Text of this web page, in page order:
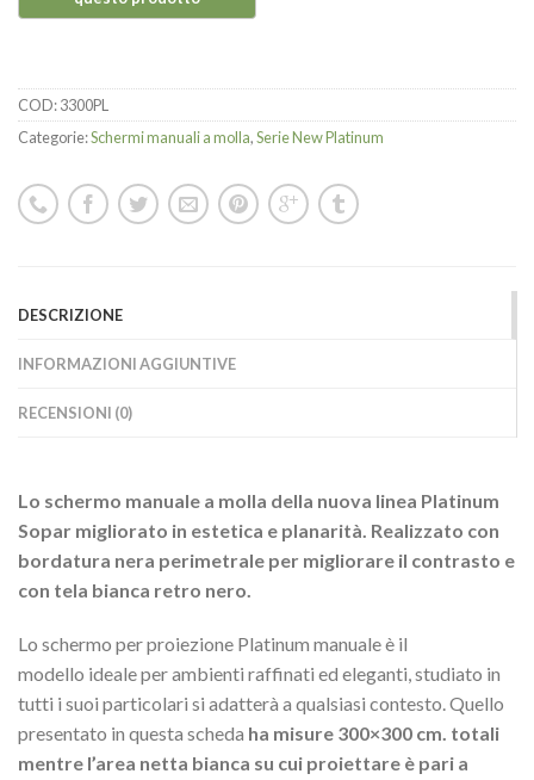
COD:3300PL
Categorie:Schermi manuali a molla,Serie New Platinum
DESCRIZIONE
INFORMAZIONI AGGIUNTIVE
RECENSIONI (0)
Lo schermo manuale a molla della nuova linea Platinum
Sopar migliorato in estetica e planarità. Realizzato con
bordatura nera perimetrale per migliorare il contrasto e
con tela bianca retro nero.
Lo schermo per proiezione Platinum manuale è il
modello ideale per ambienti raffinati ed eleganti, studiato in
tutti i suoi particolari si adatterà a qualsiasi contesto. Quello
presentato in questa scheda ha misure 300×300 cm. totali
mentre l’area netta bianca su cui proiettare è pari a